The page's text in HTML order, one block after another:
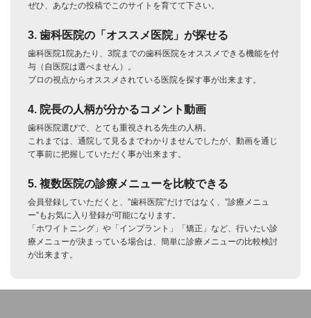
ぜひ、あなたの投稿でこのサイトを育てて下さい。
3. 歯科医院の「オススメ医院」が探せる
歯科医院1院あたり、3院までの歯科医院をオススメできる機能を付
与（自医院は選べません）。
プロの視点からオススメされている医院を探す事が出来ます。
4. 院長の人柄が分かるコメント動画
歯科医院選びで、とても重視される先生の人柄。
これまでは、通院して見るまでわかりませんでしたが、動画を通じ
て事前に把握していただく事が出来ます。
5. 複数医院の診療メニューを比較できる
会員登録していただくと、”歯科医院”だけではなく、”診療メニュ
ー”もお気に入り登録が可能になります。
「ホワイトニング」や「インプラント」「矯正」など、行いたい診
療メニューが決まっている場合は、簡単に診療メニューの比較検討
が出来ます。